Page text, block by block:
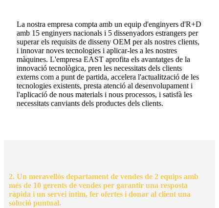
La nostra empresa compta amb un equip d'enginyers d'R+D
amb 15 enginyers nacionals i 5 dissenyadors estrangers per
superar els requisits de disseny OEM per als nostres clients,
i innovar noves tecnologies i aplicar-les a les nostres
màquines. L'empresa EAST aprofita els avantatges de la
innovació tecnològica, pren les necessitats dels clients
externs com a punt de partida, accelera l'actualització de les
tecnologies existents, presta atenció al desenvolupament i
l'aplicació de nous materials i nous processos, i satisfà les
necessitats canviants dels productes dels clients.
2. Un meravellós departament de vendes de 2 equips amb
més de 10 gerents de vendes per garantir una resposta
ràpida i un servei íntim, fer ofertes i donar al client una
solució puntual.